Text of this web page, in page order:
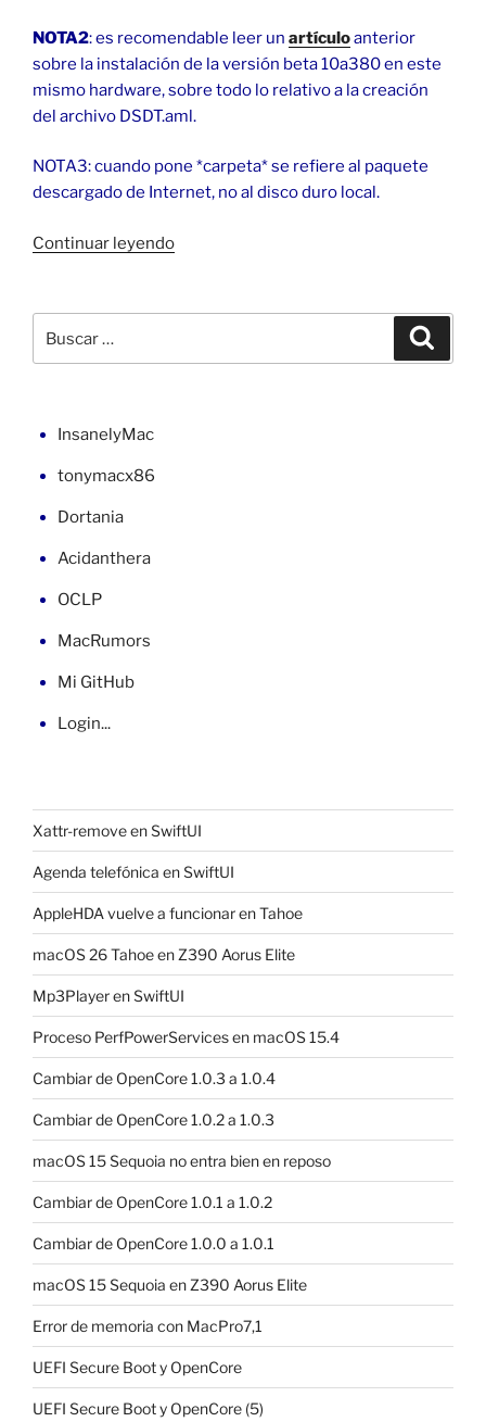
NOTA2: es recomendable leer un artículoanterior
sobre la instalación de la versión beta 10a380 en este
mismo hardware, sobre todo lo relativo a la creación
del archivo DSDT.aml.
NOTA3: cuando pone *carpeta* se refiere al paquete
descargado de Internet, no al disco duro local.
Continuar leyendo«macOS
10.6
por:
InsanelyMac
tonymacx86
Dortania
Acidanthera
OCLP
MacRumors
Mi GitHub
Login...
Xattr-remove en SwiftUI
Agenda telefónica en SwiftUI
AppleHDA vuelve a funcionar en Tahoe
macOS 26 Tahoe en Z390 Aorus Elite
Mp3Player en SwiftUI
Proceso PerfPowerServices en macOS 15.4
Cambiar de OpenCore 1.0.3 a 1.0.4
Cambiar de OpenCore 1.0.2 a 1.0.3
macOS 15 Sequoia no entra bien en reposo
Cambiar de OpenCore 1.0.1 a 1.0.2
Cambiar de OpenCore 1.0.0 a 1.0.1
macOS 15 Sequoia en Z390 Aorus Elite
Error de memoria con MacPro7,1
UEFI Secure Boot y OpenCore
UEFI Secure Boot y OpenCore (5)